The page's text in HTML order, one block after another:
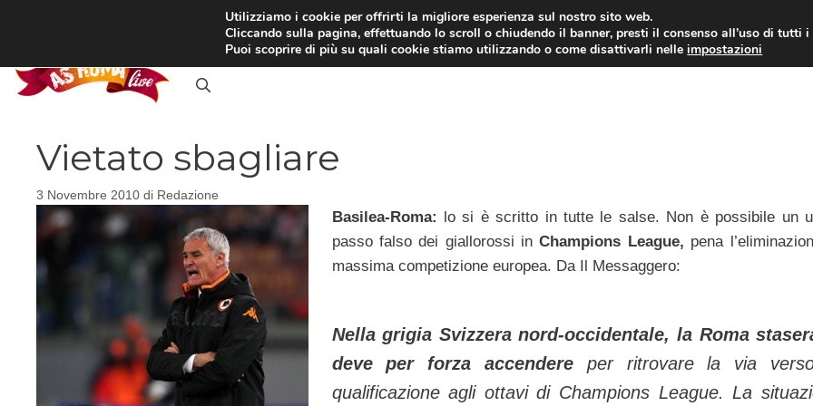
RASSEGNA STAMPA INTERVISTE CALCIOMERCATO CAMPIONATO
Vietato sbagliare
3 Novembre 2010 di Redazione
Basilea-Roma: lo si è scritto in tutte le salse. Non è possibile un
passo falso dei giallorossi inChampions League, pena
massima competizione europea. Da Il Messaggero:
Nella grigia Svizzera nord-occidentale, la Roma
deve per forza accendere per ritrovare la via
qualificazione agli ottavi di Champions League. La
Utilizziamo i cookie per offrirti la migliore esperienza sul nostro sito web.
Cliccando sulla pagina, effettuando lo scroll o chiudendo il banner, presti il consenso all’uso di tutti i
Puoi scoprire di più su quali cookie stiamo utilizzando o come disattivarli nelleimpostazioni